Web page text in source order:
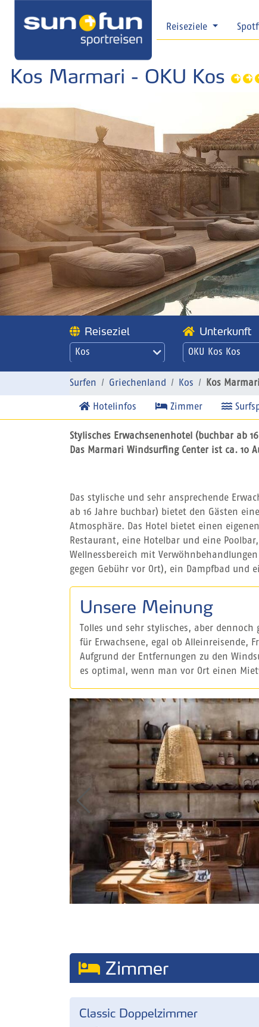
Reiseziele
Kos Marmari - OKU Kos
Reiseziel
Kos
Unterkunft
OKU Kos Kos
Surfen Griechenland Kos Kos
Hotelinfos Zimmer
Stylisches Erwachsenenhotel (buchbar ab
Das Marmari Windsurfing Center ist ca. 10
Das stylische und sehr ansprechende
ab 16 Jahre buchbar) bietet den Gästen
Atmosphäre. Das Hotel bietet einen
Restaurant, eine Hotelbar und eine
Wellnessbereich mit
gegen Gebühr vor Ort), ein Dampfbad und
Unsere Meinung
Tolles und sehr stylisches, aber dennoch
für Erwachsene, egal ob Alleinreisende,
Aufgrund der Entfernungen zu den
es optimal, wenn man vor Ort einen
Zimmer
Classic Doppelzimmer